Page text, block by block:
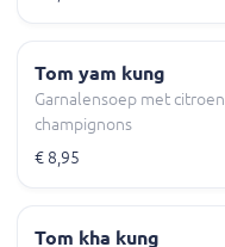
Tom yam kung
Garnalensoep met
champignons
€ 8,95
Tom kha kung